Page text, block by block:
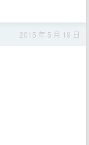
2015 年 5 月 19 日